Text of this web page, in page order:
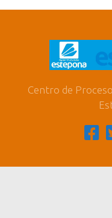
Centro de